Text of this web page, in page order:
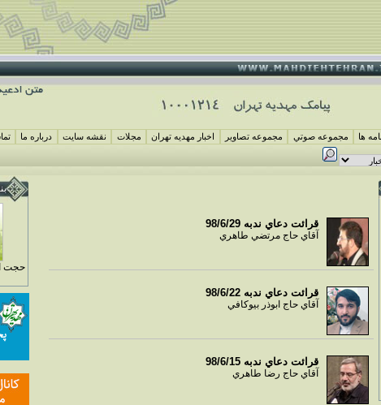
درباره ما نقشه سايت مجلات اخبار مهديه تهران مجموعه تصاوير مجموعه صوتي ها
قرائت دعاي ندبه 98/6/29
آقاي حاج مرتضي طاهري
قرائت دعاي ندبه 98/6/22
آقاي حاج ابوذر بيوکافي
قرائت دعاي ندبه 98/6/15
آقاي حاج رضا طاهري
حجت